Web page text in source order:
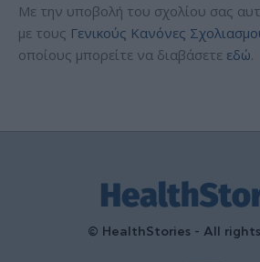
Με την υποβολή του σχολίου σας
με τους Γενικούς Κανόνες
οποίους μπορείτε να διαβάσετε εδώ.
© HealthStories - All